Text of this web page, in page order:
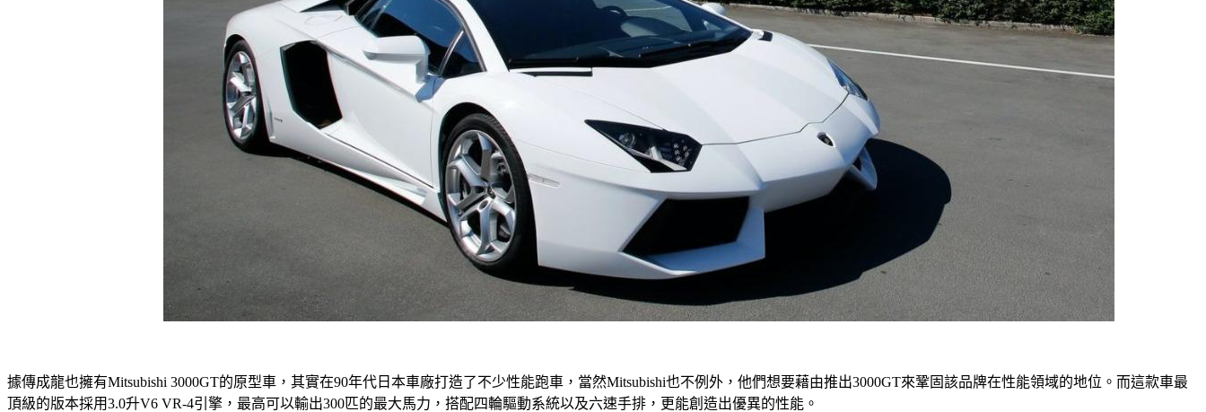
據傳成龍也擁有Mitsubishi 3000GT的原型車，其實在90年代日本車廠打造了不少性能跑車，當然Mitsubishi也不例外，他們想要藉由推出3000GT來鞏固該品牌在性能領域的地位。而這款車最
頂級的版本採用3.0升V6 VR-4引擎，最高可以輸出300匹的最大馬力，搭配四輪驅動系統以及六速手排，更能創造出優異的性能。